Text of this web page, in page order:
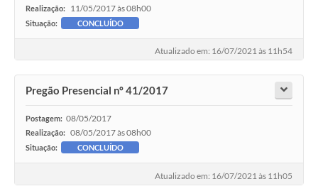
Realização: 11/05/2017 às 08h00
Situação: CONCLUÍDO
Atualizado em: 16/07/2021 às 11h54
Pregão Presencial nº 41/2017
Postagem: 08/05/2017
Realização: 08/05/2017 às 08h00
Situação: CONCLUÍDO
Atualizado em: 16/07/2021 às 11h05